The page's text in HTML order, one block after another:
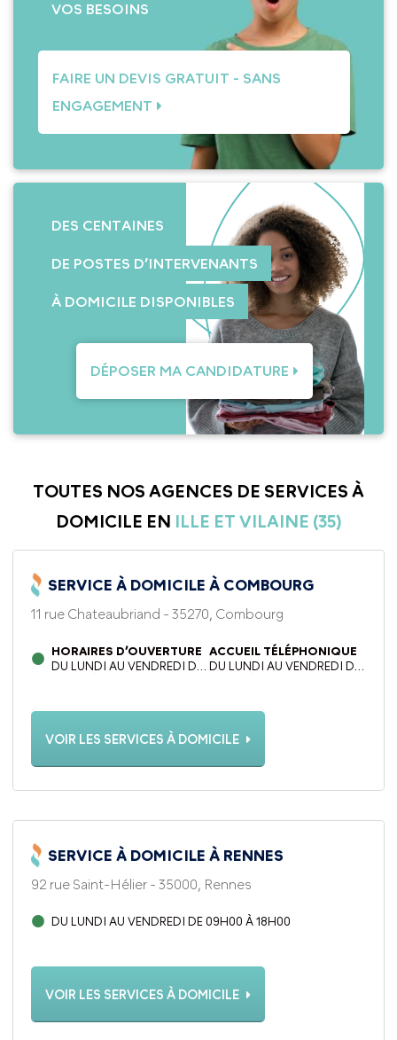
VOS BESOINS
FAIRE UN DEVIS GRATUIT - SANS
ENGAGEMENT
DES CENTAINES
DE POSTES D’INTERVENANTS
À DOMICILE DISPONIBLES
DÉPOSER MA CANDIDATURE
TOUTES NOS AGENCES DE SERVICES À
DOMICILE EN ILLE ET VILAINE (35)
SERVICE À DOMICILE À COMBOURG
11 rue Chateaubriand - 35270, Combourg
HORAIRES D’OUVERTURE
DU LUNDI AU VENDREDI DE
ACCUEIL TÉLÉPHONIQUE
DU LUNDI AU VENDREDI DE
VOIR LES SERVICES À DOMICILE
SERVICE À DOMICILE À RENNES
92 rue Saint-Hélier - 35000, Rennes
DU LUNDI AU VENDREDI DE 09H00 À 18H00
VOIR LES SERVICES À DOMICILE